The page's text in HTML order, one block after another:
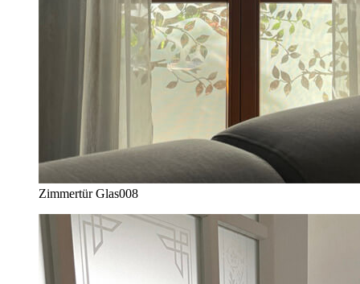
Zimmertür Glas008